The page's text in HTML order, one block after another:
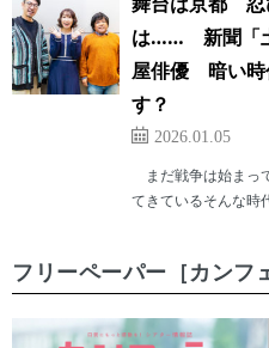
は…… 新聞「
屋俳優 暗い時
す？
2026.01.05
まだ戦争は始まっ
てきているそんな
フリーペーパー［カンフ